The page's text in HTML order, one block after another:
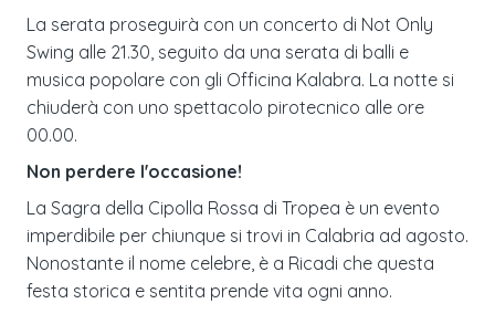
La serata proseguirà con un concerto di Not Only
Swing alle 21.30, seguito da una serata di balli e
musica popolare con gli Officina Kalabra. La notte si
chiuderà con uno spettacolo pirotecnico alle ore
00.00.
Non perdere l'occasione!
La Sagra della Cipolla Rossa di Tropea è un evento
imperdibile per chiunque si trovi in Calabria ad agosto.
Nonostante il nome celebre, è a Ricadi che questa
festa storica e sentita prende vita ogni anno.